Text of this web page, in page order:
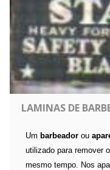
LAMINAS DE
Um barbeador ou
utilizado para remover
mesmo tempo. Nos